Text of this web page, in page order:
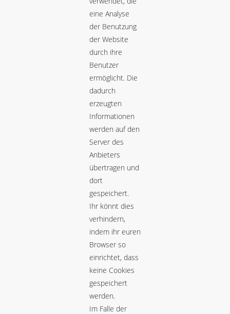
eine Analyse
der Benutzung
der Website
durch ihre
Benutzer
ermöglicht. Die
dadurch
erzeugten
Informationen
werden auf den
Server des
Anbieters
übertragen und
dort
gespeichert.
Ihr könnt dies
verhindern,
indem ihr euren
Browser so
einrichtet, dass
keine Cookies
gespeichert
werden.
Im Falle der